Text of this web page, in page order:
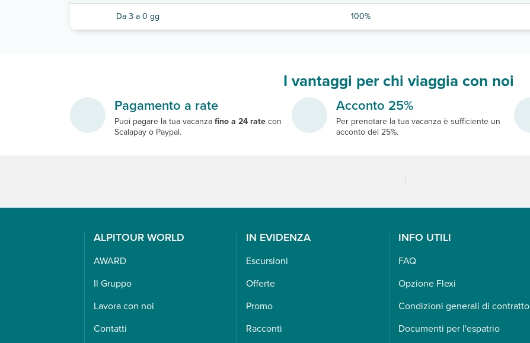
Da 3 a 0 gg 100%
I vantaggi per chi viaggia con noi
Pagamento a rate
Puoi pagare la tua vacanzafino a 24 ratecon
Scalapay o Paypal.
Acconto 25%
Per prenotare la tua vacanza è sufficiente un
acconto del 25%.
ALPITOUR WORLD
AWARD
Il Gruppo
Lavora con noi
Contatti
IN EVIDENZA
Escursioni
Offerte
Promo
Racconti
INFO UTILI
FAQ
Opzione Flexi
Condizioni generali di contratto
Documenti per l'espatrio